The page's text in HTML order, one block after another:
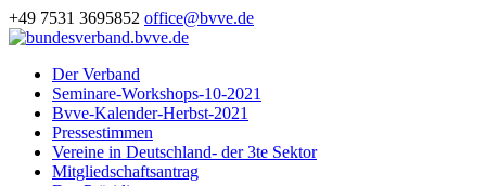
+49 7531 3695852 office@bvve.de
Der Verband
Seminare-Workshops-10-2021
Bvve-Kalender-Herbst-2021
Pressestimmen
Vereine in Deutschland- der 3te Sektor
Mitgliedschaftsantrag